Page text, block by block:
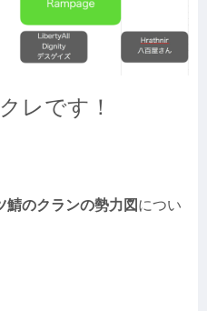
レです！
鯖のクランの勢力図 につい